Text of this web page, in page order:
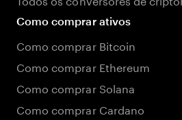
Como comprar ativos
Como comprar Bitcoin
Como comprar Ethereum
Como comprar Solana
Como comprar Cardano